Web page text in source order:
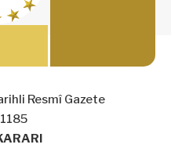
Resmî Gazete